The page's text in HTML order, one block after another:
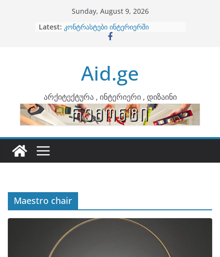
Sunday, August 9, 2026
Latest: ბინების გაერთიანება
კონტრასტები ინტერიერში
ინტერიერის დიზიანი
არტემიდი წარმოგიდგენთ
Aid.ge
არქიტექტურა , ინტერიერი , დიზაინი
Maestro chair